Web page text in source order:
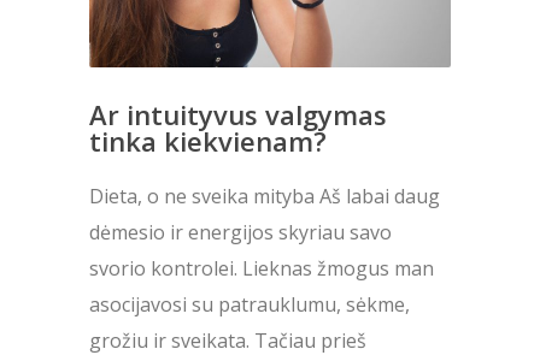
Ar intuityvus valgymas
tinka kiekvienam?
Dieta, o ne sveika mityba Aš labai daug
dėmesio ir energijos skyriau savo
svorio kontrolei. Lieknas žmogus man
asocijavosi su patrauklumu, sėkme,
grožiu ir sveikata. Tačiau prieš